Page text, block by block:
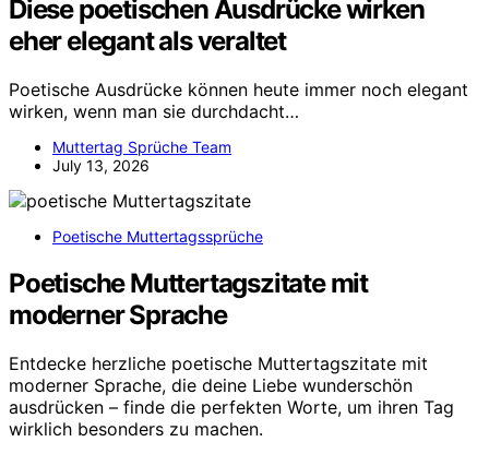
Diese poetischen Ausdrücke wirken
eher elegant als veraltet
Poetische Ausdrücke können heute immer noch elegant
wirken, wenn man sie durchdacht…
Muttertag Sprüche Team
July 13, 2026
Poetische Muttertagssprüche
Poetische Muttertagszitate mit
moderner Sprache
Entdecke herzliche poetische Muttertagszitate mit
moderner Sprache, die deine Liebe wunderschön
ausdrücken – finde die perfekten Worte, um ihren Tag
wirklich besonders zu machen.